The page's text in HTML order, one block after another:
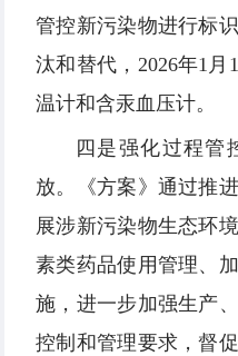
管控新污染物进行标
汰和替代，2026年1
温计和含汞血压计。
四是强化过程管
放。《方案》通过推
展涉新污染物生态环
素类药品使用管理、
施，进一步加强生产
控制和管理要求，督